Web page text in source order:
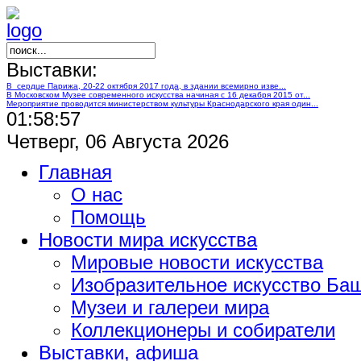
Выставки:
В сердце Парижа, 20-22 октября 2017 года, в здании всемирно изве...
В Московском Музее современного искусства начиная с 16 декабря 2015 от...
Мероприятие проводится министерством культуры Краснодарского края один...
01:58:58
Четверг, 06 Августа 2026
Главная
О нас
Помощь
Новости мира искусства
Мировые новости искусства
Изобразительное искусство
Музеи и галереи мира
Коллекционеры и собиратели
Выставки, афиша